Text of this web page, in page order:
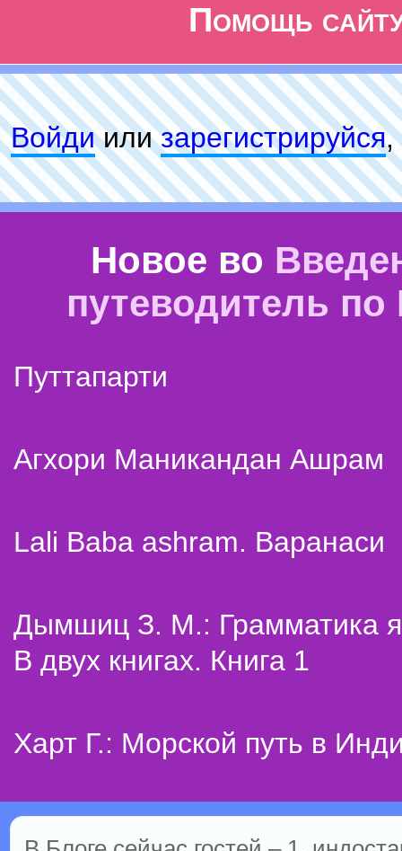
Помощь
Войдиилизарeгиcтpируйся,
Новое во
путеводитель
Путтапарти
Агхори Маникандан Ашрам
Lali Baba ashram. Варанаси
Дымшиц З. М.: Грамматика
В двух книгах. Книга 1
Харт Г.: Морской путь в